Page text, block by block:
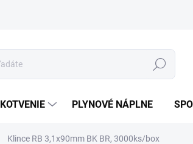
Hľadať
KOTVENIE PLYNOVÉ NÁPLNE
Klince RB 3,1x90mm BK BR, 3000ks/box